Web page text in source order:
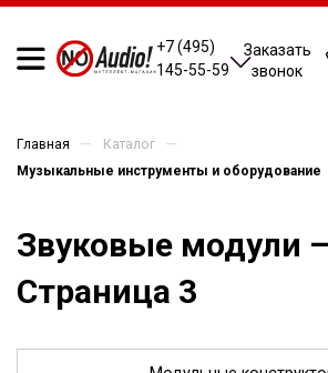
+7 (495)
145-55-59
Заказать
звонок
Главная — Каталог —
Музыкальные инструменты и оборудование
Звуковые модули –
Страница 3